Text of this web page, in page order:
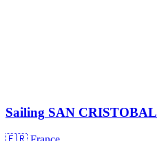
Sailing SAN CRISTOBAL